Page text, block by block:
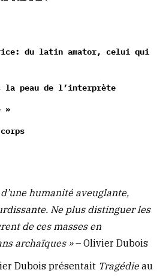
du latin amator, celui qui
la peau de l’interprète
»
humanité aveuglante,
Ne plus distinguer les
de ces masses en
archaïques »– Olivier Dubois
Dubois présentait Tragédieau